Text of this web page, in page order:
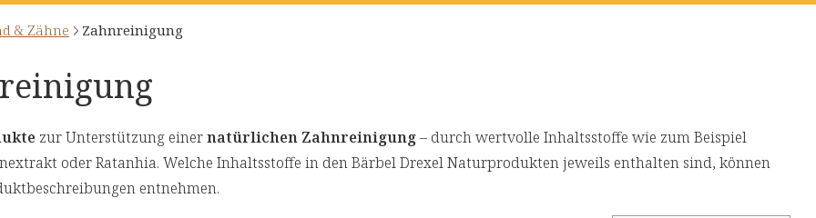
& Zähne Zahnreinigung
zur Unterstützung einernatürlichen Zahnreinigung– durch wertvolle Inhaltsstoffe wie zum Beispiel
oder Ratanhia. Welche Inhaltsstoffe in den Bärbel Drexel Naturprodukten jeweils enthalten sind, können
entnehmen.